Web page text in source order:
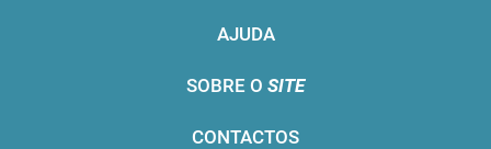
AJUDA
SOBRE O SITE
CONTACTOS